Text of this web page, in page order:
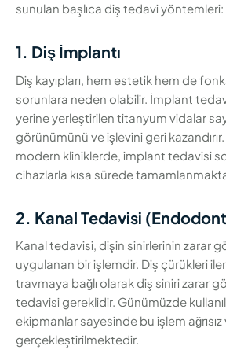
sunulan başlıca diş tedavi yöntemleri:
1. Diş İmplantı
Diş kayıpları, hem estetik hem de
sorunlara neden olabilir. İmplant
yerine yerleştirilen titanyum vidalar
görünümünü ve işlevini geri
modern kliniklerde, implant tedavisi
cihazlarla kısa sürede
2. Kanal Tedavisi
Kanal tedavisi, dişin sinirlerinin zarar
uygulanan bir işlemdir. Diş çürükleri
travmaya bağlı olarak diş siniri zarar
tedavisi gereklidir. Günümüzde
ekipmanlar sayesinde bu işlem ağrısız
gerçekleştirilmektedir.